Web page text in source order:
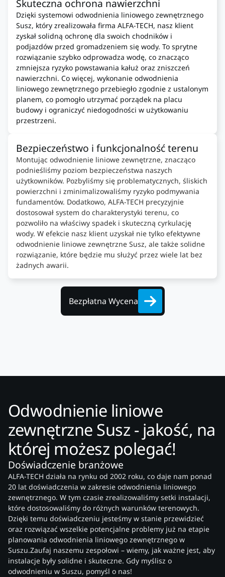
Skuteczna ochrona nawierzchni
Dzięki systemowi odwodnienia liniowego zewnętrznego
Susz, który zrealizowała firma ALFA-TECH, nasz klient
zyskał solidną ochronę dla swoich chodników i
podjazdów przed gromadzeniem się wody. To sprytne
rozwiązanie szybko odprowadza wodę, co znacząco
zmniejsza ryzyko powstawania kałuż oraz zniszczeń
nawierzchni. Co więcej, wykonanie odwodnienia
liniowego zewnętrznego przebiegło zgodnie z ustalonym
planem, co pomogło utrzymać porządek na placu
budowy i ograniczyć niedogodności w użytkowaniu
przestrzeni.
Bezpieczeństwo i funkcjonalność terenu
Montując odwodnienie liniowe zewnętrzne, znacząco
podnieśliśmy poziom bezpieczeństwa naszych
użytkowników. Pozbyliśmy się problematycznych, śliskich
powierzchni i zminimalizowaliśmy ryzyko podmywania
fundamentów. Dodatkowo, ALFA-TECH precyzyjnie
dostosował system do charakterystyki terenu, co
pozwoliło na właściwy spadek i skuteczną cyrkulację
wody. W efekcie nasz klient uzyskał nie tylko efektywne
odwodnienie liniowe zewnętrzne Susz, ale także solidne
rozwiązanie, które będzie mu służyć przez wiele lat bez
żadnych awarii.
Bezpłatna Wycena
Odwodnienie liniowe
zewnętrzne Susz - jakość, na
której możesz polegać!
Doświadczenie branżowe
ALFA-TECH działa na rynku od 2002 roku, co daje nam ponad
20 lat doświadczenia w zakresie odwodnienia liniowego
zewnętrznego. W tym czasie zrealizowaliśmy setki instalacji,
które dostosowaliśmy do różnych warunków terenowych.
Dzięki temu doświadczeniu jesteśmy w stanie przewidzieć
oraz rozwiązać wszelkie potencjalne problemy już na etapie
planowania odwodnienia liniowego zewnętrznego w
Suszu.Zaufaj naszemu zespołowi – wiemy, jak ważne jest, aby
instalacje były solidne i skuteczne. Gdy myślisz o
odwodnieniu w Suszu, pomyśl o nas!